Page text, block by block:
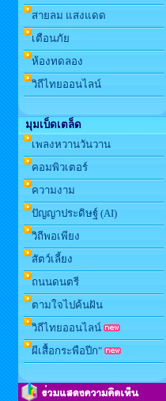
สายลม แสงแดด
เตือนภัย
ห้องทดลอง
วิถีไทยออนไลน์
มุมเบ็ดเตล็ด
เพลงหวานวันวาน
คอมพิวเตอร์
ความงาม
ปัญญาประดิษฐ์ (AI)
วิถีพอเพียง
สัตว์เลี้ยง
ถนนดนตรี
ตามใจไปค้นฝัน
วิถีไทยออนไลน์
ผีเสื้อกระพือปีก"